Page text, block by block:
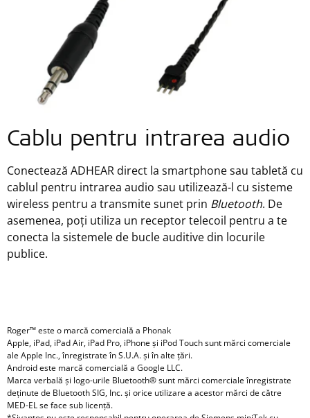
Cablu pentru intrarea audio
Conectează ADHEAR direct la smartphone sau tabletă cu
cablul pentru intrarea audio sau utilizează-l cu sisteme
wireless pentru a transmite sunet prin Bluetooth. De
asemenea, poți utiliza un receptor telecoil pentru a te
conecta la sistemele de bucle auditive din locurile
publice.
Roger™ este o marcă comercială a Phonak
Apple, iPad, iPad Air, iPad Pro, iPhone și iPod Touch sunt mărci comerciale
ale Apple Inc., înregistrate în S.U.A. și în alte țări.
Android este marcă comercială a Google LLC.
Marca verbală și logo-urile Bluetooth® sunt mărci comerciale înregistrate
deținute de Bluetooth SIG, Inc. și orice utilizare a acestor mărci de către
MED-EL se face sub licență.